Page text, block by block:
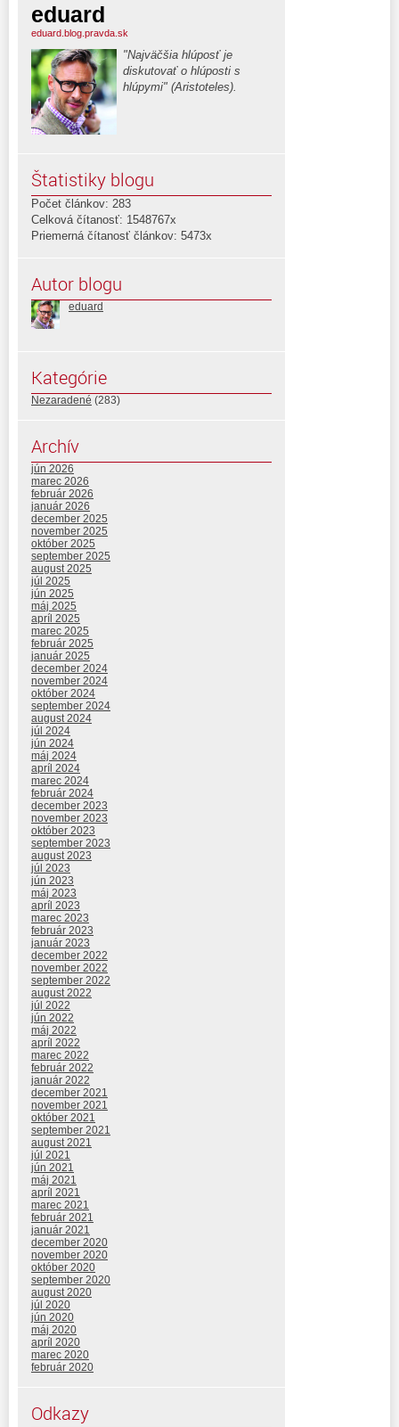
eduard
eduard.blog.pravda.sk
"Najväčšia hlúposť je
diskutovať o hlúposti s
hlúpymi" (Aristoteles).
Štatistiky blogu
Počet článkov: 283
Celková čítanosť: 1548767x
Priemerná čítanosť článkov: 5473x
Autor blogu
eduard
Kategórie
Nezaradené (283)
Archív
jún 2026
marec 2026
február 2026
január 2026
december 2025
november 2025
október 2025
september 2025
august 2025
júl 2025
jún 2025
máj 2025
apríl 2025
marec 2025
február 2025
január 2025
december 2024
november 2024
október 2024
september 2024
august 2024
júl 2024
jún 2024
máj 2024
apríl 2024
marec 2024
február 2024
december 2023
november 2023
október 2023
september 2023
august 2023
júl 2023
jún 2023
máj 2023
apríl 2023
marec 2023
február 2023
január 2023
december 2022
november 2022
september 2022
august 2022
júl 2022
jún 2022
máj 2022
apríl 2022
marec 2022
február 2022
január 2022
december 2021
november 2021
október 2021
september 2021
august 2021
júl 2021
jún 2021
máj 2021
apríl 2021
marec 2021
február 2021
január 2021
december 2020
november 2020
október 2020
september 2020
august 2020
júl 2020
jún 2020
máj 2020
apríl 2020
marec 2020
február 2020
Odkazy